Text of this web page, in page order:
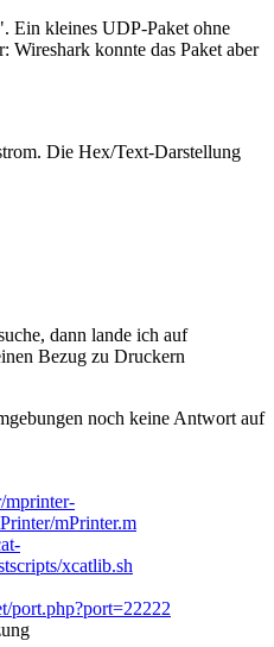
Ein kleines UDP-Paket ohne
Wireshark konnte das Paket aber
Die Hex/Text-Darstellung
dann lande ich auf
Bezug zu Druckern
noch keine Antwort auf
mprinter-
mPrinter.m
xcatlib.sh
port.php?port=22222